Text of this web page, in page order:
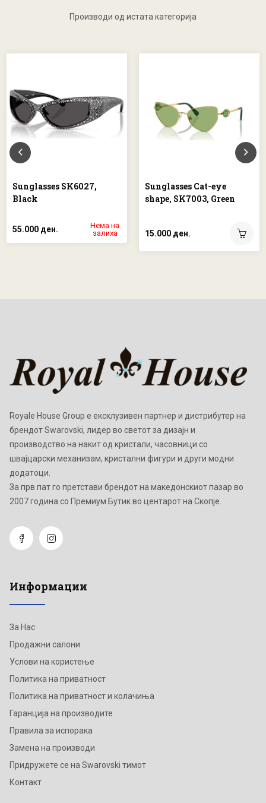
Производи од истата категорија
Sunglasses SK6027,
Black
55.000 ден.
Нема на
залиха
Sunglasses Cat-eye
shape, SK7003, Green
15.000 ден.
Royale House Group е ексклузивен партнер и дистрибутер на
брендот Swarovski, лидер во светот за дизајн и
производство на накит од кристали, часовници со
швајцарски механизам, кристални фигури и други модни
додатоци.
Зa прв пат го претстави брендот на македонскиот пазар во
2007 година со Премиум Бутик во центарот на Скопје.
Информации
За Нас
Продажни салони
Услови на користење
Политика на приватност
Политика на приватност и колачиња
Гаранција на производите
Правила за испорака
Замена на производи
Придружете се на Swarovski тимот
Контакт